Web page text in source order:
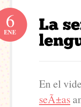
6
ENE
En el
seÃ±as